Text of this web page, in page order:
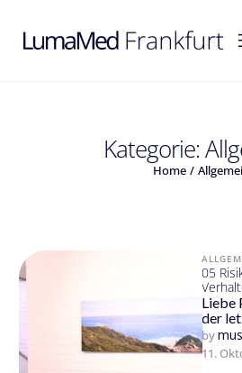
Kategorie:
Home /
05
Liebe
der
Risiko
by
11.